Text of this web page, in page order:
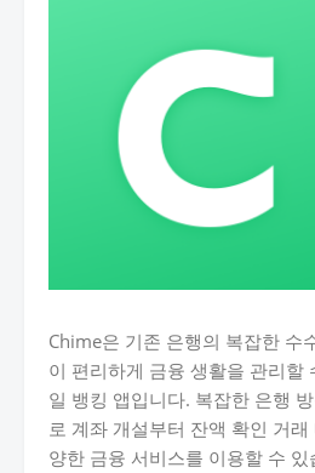
Chime은 기존 은행의 복잡한 수
이 편리하게 금융 생활을 관리할
일 뱅킹 앱입니다. 복잡한 은행
로 계좌 개설부터 잔액 확인 거
양한 금융 서비스를 이용할 수